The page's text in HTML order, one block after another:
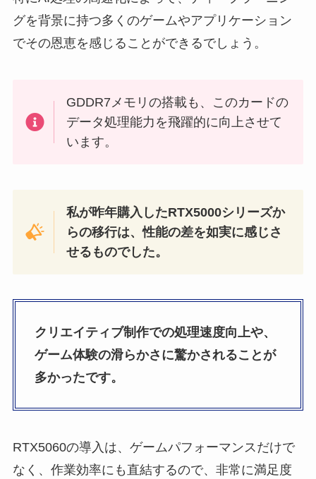
グを背景に持つ多くのゲームやアプリケーション
でその恩恵を感じることができるでしょう。
GDDR7メモリの搭載も、このカードの
データ処理能力を飛躍的に向上させて
います。
私が昨年購入したRTX5000シリーズか
らの移行は、性能の差を如実に感じさ
せるものでした。
クリエイティブ制作での処理速度向上や、
ゲーム体験の滑らかさに驚かされることが
多かったです。
RTX5060の導入は、ゲームパフォーマンスだけで
なく、作業効率にも直結するので、非常に満足度